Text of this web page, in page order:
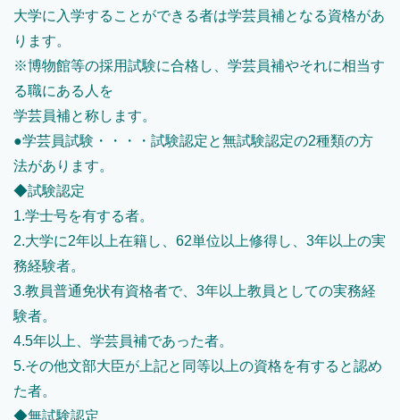
大学に入学することができる者は学芸員補となる資格があ
ります。
※博物館等の採用試験に合格し、学芸員補やそれに相当す
る職にある人を
学芸員補と称します。
●学芸員試験・・・・試験認定と無試験認定の2種類の方
法があります。
◆試験認定
1.学士号を有する者。
2.大学に2年以上在籍し、62単位以上修得し、3年以上の実
務経験者。
3.教員普通免状有資格者で、3年以上教員としての実務経
験者。
4.5年以上、学芸員補であった者。
5.その他文部大臣が上記と同等以上の資格を有すると認め
た者。
◆無試験認定